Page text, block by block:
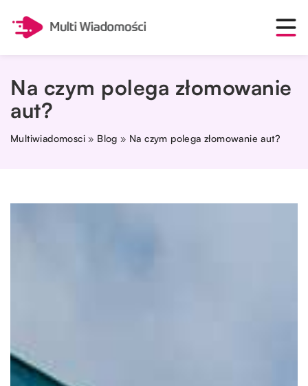
Na czym polega złomowanie
aut?
Multiwiadomosci » Blog » Na czym polega złomowanie aut?